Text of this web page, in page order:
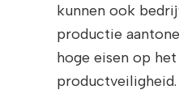
kunnen ook
productie
hoge eisen op
productveiligheid.